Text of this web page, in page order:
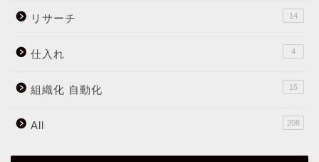
リサーチ 14
仕入れ 4
組織化 自動化 15
All 208